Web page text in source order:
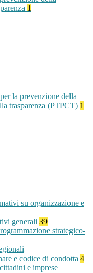
1
la prevenzione della
trasparenza (PTPCT) 1
su organizzazione e
generali 39
strategico-
e codice di condotta 4
e imprese